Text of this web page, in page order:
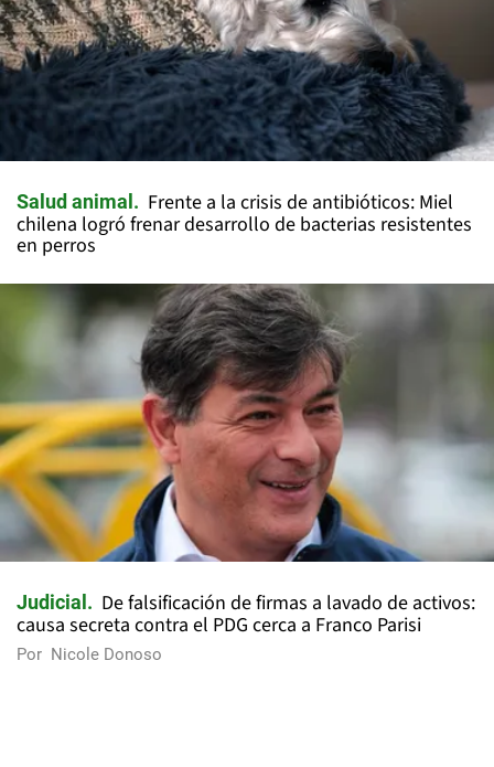
Salud animal
Frente a la crisis de antibióticos: Miel
chilena logró frenar desarrollo de bacterias resistentes
en perros
Judicial
De falsificación de firmas a lavado de activos:
causa secreta contra el PDG cerca a Franco Parisi
Por Nicole Donoso